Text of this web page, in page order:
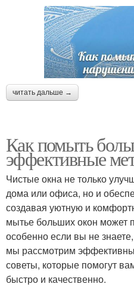
читать дальше →
Как помыть
эффективные
Чистые окна не только
дома или офиса, но и
создавая уютную и
мытье больших окон может
особенно если вы не
мы рассмотрим
советы, которые помогут
быстро и качественно.